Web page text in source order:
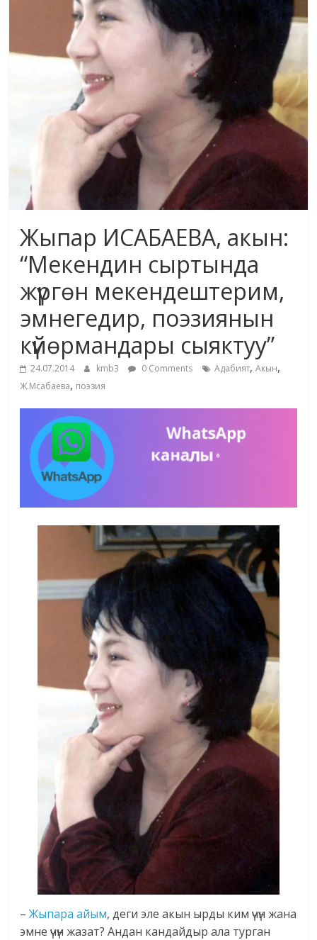
Жыпар ИСАБАЕВА, акын:
“Мекендин сыртында
жүргөн мекендештерим,
эмнегедир, поэзиянын
күйөрмандары сыяктуу”
24.07.2014 kmb3 0 Comments Адабият,Акын,
Ж.Мсабаева, поэзия
–Жыпара айым, деги эле акын ырды ким үчүн жана
эмне үчүн жазат? Андан кандайдыр ала турган